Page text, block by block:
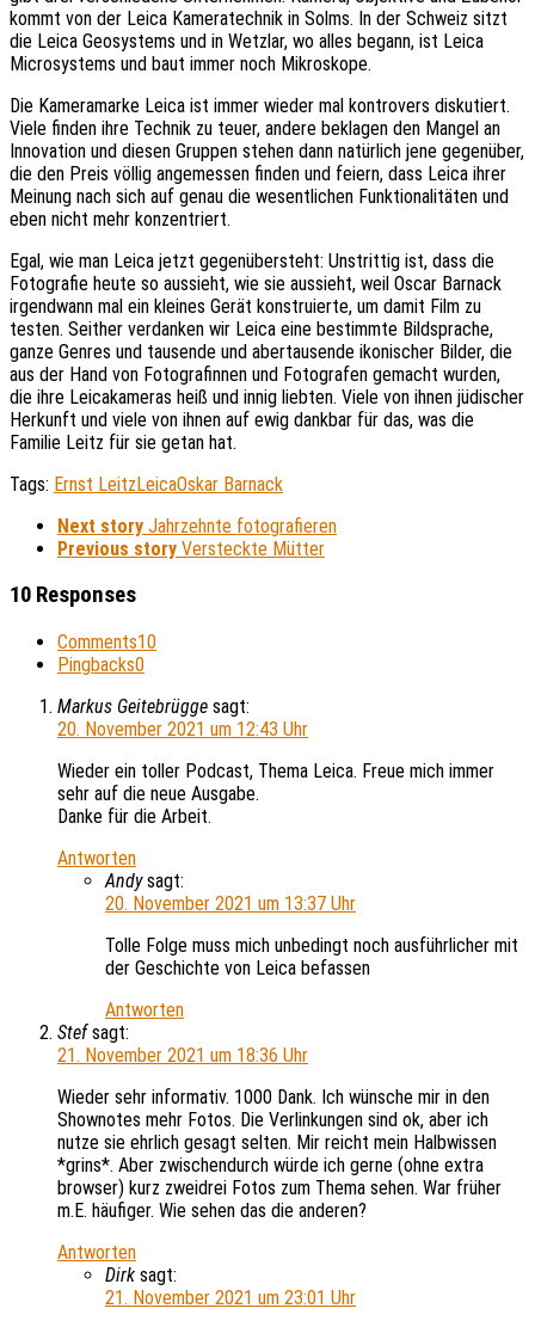
kommt von der Leica Kameratechnik in Solms. In der Schweiz sitzt
die Leica Geosystems und in Wetzlar, wo alles begann, ist Leica
Microsystems und baut immer noch Mikroskope.
Die Kameramarke Leica ist immer wieder mal kontrovers diskutiert.
Viele finden ihre Technik zu teuer, andere beklagen den Mangel an
Innovation und diesen Gruppen stehen dann natürlich jene gegenüber,
die den Preis völlig angemessen finden und feiern, dass Leica ihrer
Meinung nach sich auf genau die wesentlichen Funktionalitäten und
eben nicht mehr konzentriert.
Egal, wie man Leica jetzt gegenübersteht: Unstrittig ist, dass die
Fotografie heute so aussieht, wie sie aussieht, weil Oscar Barnack
irgendwann mal ein kleines Gerät konstruierte, um damit Film zu
testen. Seither verdanken wir Leica eine bestimmte Bildsprache,
ganze Genres und tausende und abertausende ikonischer Bilder, die
aus der Hand von Fotografinnen und Fotografen gemacht wurden,
die ihre Leicakameras heiß und innig liebten. Viele von ihnen jüdischer
Herkunft und viele von ihnen auf ewig dankbar für das, was die
Familie Leitz für sie getan hat.
Tags: Ernst LeitzLeicaOskar Barnack
Next story Jahrzehnte fotografieren
Previous story Versteckte Mütter
10 Responses
Comments10
Pingbacks0
Markus Geitebrügge sagt:
20. November 2021 um 12:43 Uhr
Wieder ein toller Podcast, Thema Leica. Freue mich immer
sehr auf die neue Ausgabe.
Danke für die Arbeit.
Antworten
Andy sagt:
20. November 2021 um 13:37 Uhr
Tolle Folge muss mich unbedingt noch ausführlicher mit
der Geschichte von Leica befassen
Antworten
Stef sagt:
21. November 2021 um 18:36 Uhr
Wieder sehr informativ. 1000 Dank. Ich wünsche mir in den
Shownotes mehr Fotos. Die Verlinkungen sind ok, aber ich
nutze sie ehrlich gesagt selten. Mir reicht mein Halbwissen
*grins*. Aber zwischendurch würde ich gerne (ohne extra
browser) kurz zweidrei Fotos zum Thema sehen. War früher
m.E. häufiger. Wie sehen das die anderen?
Antworten
Dirk sagt:
21. November 2021 um 23:01 Uhr